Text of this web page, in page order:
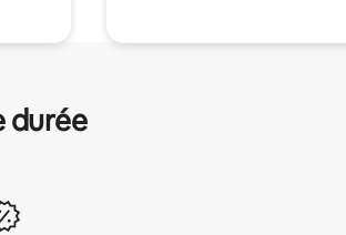
durée